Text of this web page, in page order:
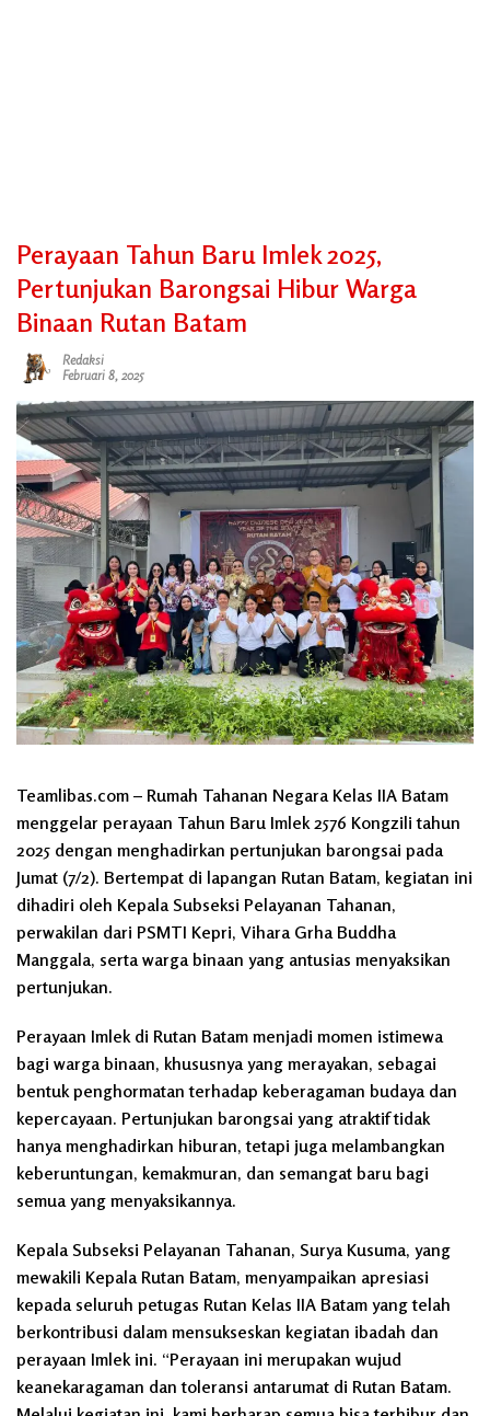
Perayaan Tahun Baru Imlek 2025,
Pertunjukan Barongsai Hibur Warga
Binaan Rutan Batam
Redaksi
Februari 8, 2025
Teamlibas.com – Rumah Tahanan Negara Kelas IIA Batam
menggelar perayaan Tahun Baru Imlek 2576 Kongzili tahun
2025 dengan menghadirkan pertunjukan barongsai pada
Jumat (7/2). Bertempat di lapangan Rutan Batam, kegiatan ini
dihadiri oleh Kepala Subseksi Pelayanan Tahanan,
perwakilan dari PSMTI Kepri, Vihara Grha Buddha
Manggala, serta warga binaan yang antusias menyaksikan
pertunjukan.
Perayaan Imlek di Rutan Batam menjadi momen istimewa
bagi warga binaan, khususnya yang merayakan, sebagai
bentuk penghormatan terhadap keberagaman budaya dan
kepercayaan. Pertunjukan barongsai yang atraktif tidak
hanya menghadirkan hiburan, tetapi juga melambangkan
keberuntungan, kemakmuran, dan semangat baru bagi
semua yang menyaksikannya.
Kepala Subseksi Pelayanan Tahanan, Surya Kusuma, yang
mewakili Kepala Rutan Batam, menyampaikan apresiasi
kepada seluruh petugas Rutan Kelas IIA Batam yang telah
berkontribusi dalam mensukseskan kegiatan ibadah dan
perayaan Imlek ini. “Perayaan ini merupakan wujud
keanekaragaman dan toleransi antarumat di Rutan Batam.